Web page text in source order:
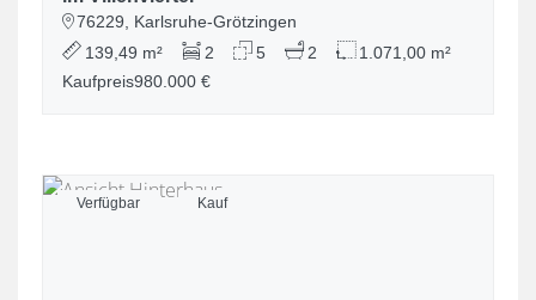
76229, Karlsruhe-Grötzingen
139,49 m²
2 5 2
1.071,00 m²
Kaufpreis980.000 €
Verfügbar Kauf